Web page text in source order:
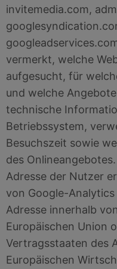
invitemedia.com,
vermerkt, welche
aufgesucht, für
und welche
technische
Betriebssystem,
Besuchszeit sowie
des
Adresse der Nutzer
von Google-
Adresse innerhalb
Europäischen Union
Vertragsstaaten des
Europäischen